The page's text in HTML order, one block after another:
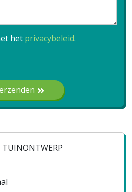
het privacybeleid.
laten.
TUINONTWERP